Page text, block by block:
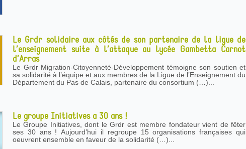
Le Grdr solidaire aux côtés de son partenaire de la ligue de
l’enseignement suite à l’attaque au lycée Gambetta Carnot
d’Arras
Le Grdr Migration-Citoyenneté-Développement témoigne son soutien et
sa solidarité à l’équipe et aux membres de la Ligue de l’Enseignement du
Département du Pas de Calais, partenaire du consortium (…)...
Le groupe Initiatives a 30 ans !
Le Groupe Initiatives, dont le Grdr est membre fondateur vient de fêter
ses 30 ans ! Aujourd’hui il regroupe 15 organisations françaises qui
oeuvrent ensemble en faveur de la solidarité (…)...